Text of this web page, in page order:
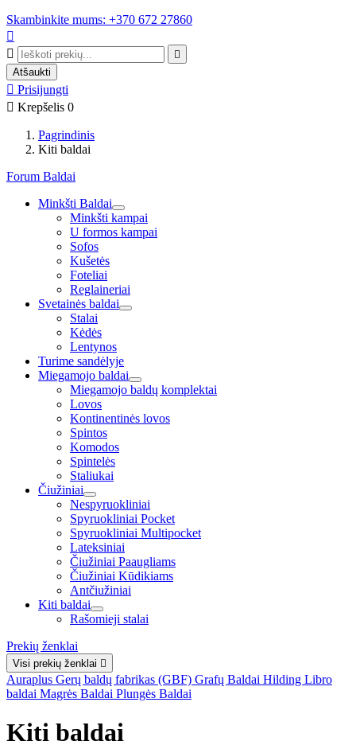
Skambinkite mums: +370 672 27860



Atšaukti
 Prisijungti
 Krepšelis 0
Pagrindinis
Kiti baldai
Forum Baldai
Minkšti Baldai
Minkšti kampai
U formos kampai
Sofos
Kušetės
Foteliai
Reglaineriai
Svetainės baldai
Stalai
Kėdės
Lentynos
Turime sandėlyje
Miegamojo baldai
Miegamojo baldų komplektai
Lovos
Kontinentinės lovos
Spintos
Komodos
Spintelės
Staliukai
Čiužiniai
Nespyruokliniai
Spyruokliniai Pocket
Spyruokliniai Multipocket
Lateksiniai
Čiužiniai Paaugliams
Čiužiniai Kūdikiams
Antčiužiniai
Kiti baldai
Rašomieji stalai
Prekių ženklai
Visi prekių ženklai 
Auraplus Gerų baldų fabrikas (GBF) Grafų Baldai Hilding Libro
baldai Magrės Baldai Plungės Baldai
Kiti baldai